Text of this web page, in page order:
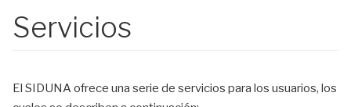
Servicios
El SIDUNA ofrece una serie de servicios para los usuarios, los